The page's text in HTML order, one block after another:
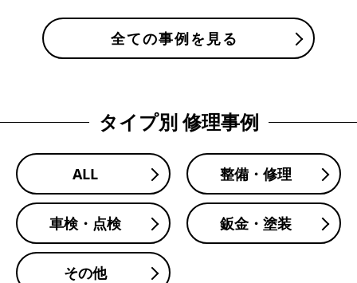
全ての事例を見る
タイプ別 修理事例
ALL 整備・修理
車検・点検 鈑金・塗装
その他